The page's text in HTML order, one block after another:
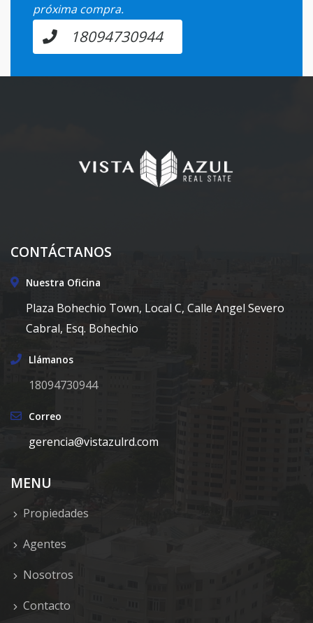
próxima compra.
18094730944
CONTÁCTANOS
Nuestra Oficina
Plaza Bohechio Town, Local C, Calle Angel Severo
Cabral, Esq. Bohechio
Llámanos
18094730944
Correo
gerencia@vistazulrd.com
MENU
Propiedades
Agentes
Nosotros
Contacto